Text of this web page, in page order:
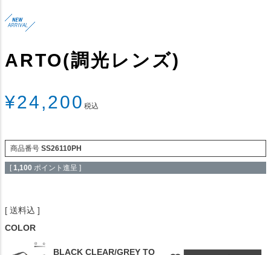
ARTO(調光レンズ)
¥24,200 税込
商品番号 SS26110PH
[ 1,100 ポイント進呈 ]
送料込
COLOR
BLACK CLEAR/GREY TO